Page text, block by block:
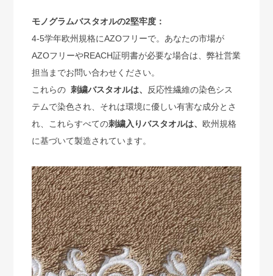
モノグラムバスタオルの2堅牢度：
4-5学年欧州規格にAZOフリーで。あなたの市場が
AZOフリーやREACH証明書が必要な場合は、弊社営業
担当までお問い合わせください。
これらの刺繍バスタオルは、 反応性繊維の染色シス
テムで染色され、それは環境に優しい有害な成分とさ
れ、これらすべての刺繍入りバスタオルは、欧州規格
に基づいて製造されています。